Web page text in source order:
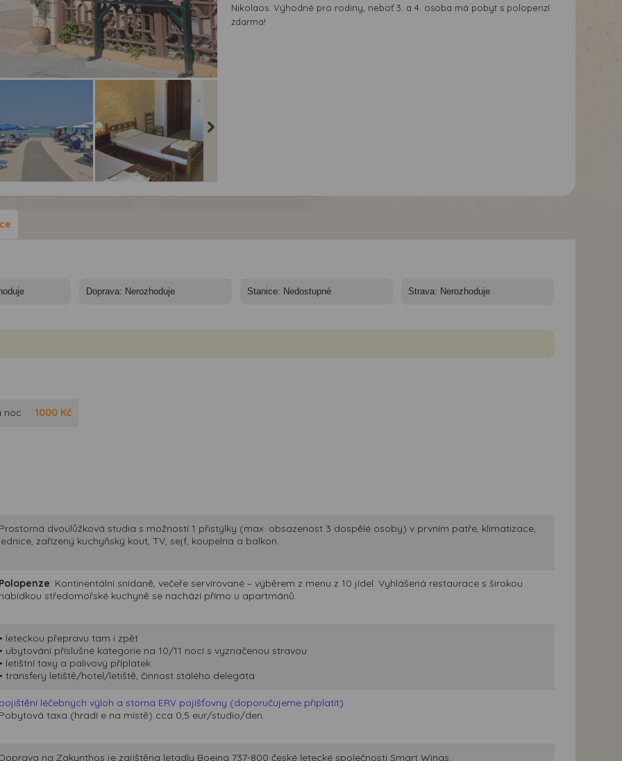
Piccadilly
Nikolaos. Výhodné pro rodiny, neboť 3. a 4. osoba má pobyt s polopenzí
zdarma!
noc 1000 Kč
dvoulůžková studia s možností 1 přistýlky (max. obsazenost 3 dospělé osoby) v prvním patře, klimatizace,
zařízený kuchyňský kout, TV, sejf, koupelna a balkon.
: Kontinentální snídaně, večeře servírované – výběrem z menu z 10 jídel. Vyhlášená restaurace s širokou
středomořské kuchyně se nachází přímo u apartmánů.
leteckou přepravu tam i zpět
ubytování příslušné kategorie na 10/11 nocí s vyznačenou stravou
letištní taxy a palivový příplatek
transfery letiště/hotel/letiště, činnost stálého delegáta
léčebných výloh a storna ERV pojišťovny (doporučujeme připlatit)
taxa (hradí e na místě) cca 0,5 eur/studio/den.
na Zakynthos je zajištěna letadly Boeing 737-800 české letecké společnosti Smart Wings.